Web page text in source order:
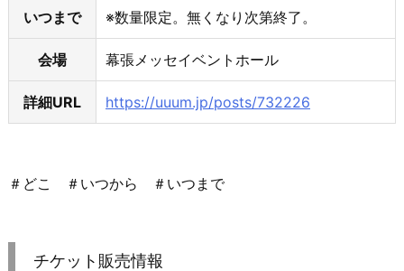
いつまで
※数量限定。無くなり次第終了。
会場 幕張メッセイベントホール
詳細URL https://uuum.jp/posts/732226
＃どこ ＃いつから ＃いつまで
チケット販売情報